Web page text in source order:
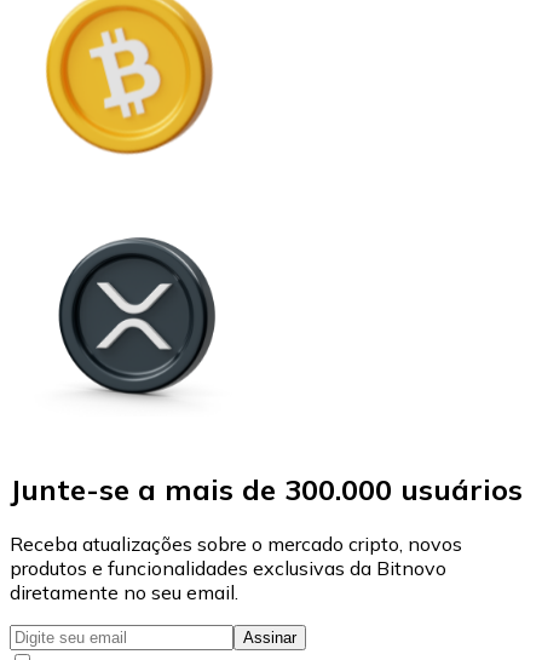
Junte-se a mais de 300.000 usuários
Receba atualizações sobre o mercado cripto, novos
produtos e funcionalidades exclusivas da Bitnovo
diretamente no seu email.
Assinar